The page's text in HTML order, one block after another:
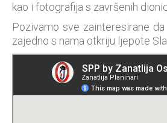
kao i fotografija s završenih
Pozivamo sve zainteresirane
zajedno s nama otkriju ljepote